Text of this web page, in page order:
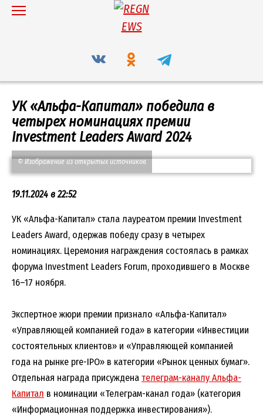
Перейти
УК «Альфа-Капитал» победила в
четырех номинациях премии
Investment Leaders Award 2024
© Изображение из открытых источников
19.11.2024 в 22:52
УК «Альфа-Капитал» стала лауреатом премии Investment
Leaders Award, одержав победу сразу в четырех
номинациях. Церемония награждения состоялась в рамках
форума Investment Leaders Forum, проходившего в Москве
16–17 ноября.
Экспертное жюри премии признало «Альфа-Капитал»
«Управляющей компанией года» в категории «Инвестиции
состоятельных клиентов» и «Управляющей компанией
года на рынке рre-IPO» в категории «Рынок ценных бумаг».
Отдельная награда присуждена телеграм-каналу Альфа-
Капитал в номинации «Телеграм-канал года» (категория
«Информационная поддержка инвестирования»).